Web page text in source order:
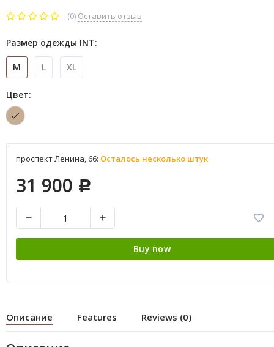
(0) Оставить отзыв
Размер одежды INT:
M L XL
Цвет:
проспект Ленина, 66: Осталось несколько штук
31 900 Р
Buy now
Описание Features Reviews (0)